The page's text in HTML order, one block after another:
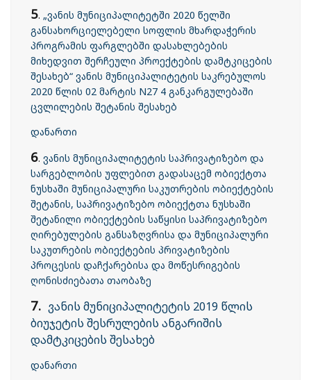
5. „ვანის მუნიციპალიტეტში 2020 წელში
განსახორციელებელი სოფლის მხარდაჭერის
პროგრამის ფარგლებში დასახლებების
მიხედვით შერჩეული პროექტების დამტკიცების
შესახებ“ ვანის მუნიციპალიტეტის საკრებულოს
2020 წლის 02 მარტის N27 4 განკარგულებაში
ცვლილების შეტანის შესახებ
დანართი
6. ვანის მუნიციპალიტეტის საპრივატიზებო და
სარგებლობის უფლებით გადასაცემ ობიექტთა
ნუსხაში მუნიციპალური საკუთრების ობიექტების
შეტანის, საპრივატიზებო ობიექტთა ნუსხაში
შეტანილი ობიექტების საწყისი საპრივატიზებო
ღირებულების განსაზღვრისა და მუნიციპალური
საკუთრების ობიექტების პრივატიზების
პროცესის დაჩქარებისა და მოწესრიგების
ღონისძიებათა თაობაზე
7. ვანის მუნიციპალიტეტის 2019 წლის
ბიუჯეტის შესრულების ანგარიშის
დამტკიცების შესახებ
დანართი